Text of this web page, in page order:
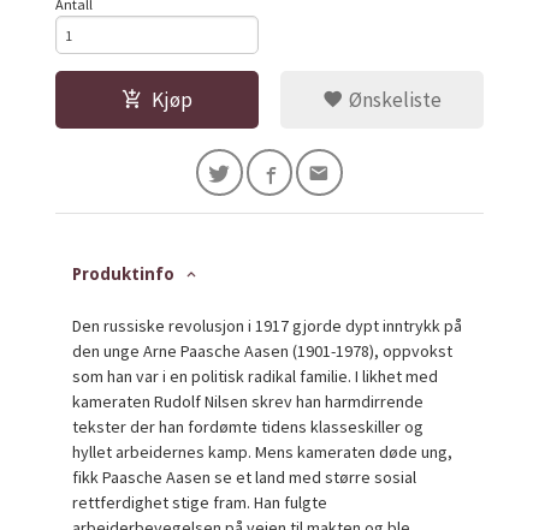
Antall
Kjøp Ønskeliste
Produktinfo
Den russiske revolusjon i 1917 gjorde dypt inntrykk på
den unge Arne Paasche Aasen (1901-1978), oppvokst
som han var i en politisk radikal familie. I likhet med
kameraten Rudolf Nilsen skrev han harmdirrende
tekster der han fordømte tidens klasseskiller og
hyllet arbeidernes kamp. Mens kameraten døde ung,
fikk Paasche Aasen se et land med større sosial
rettferdighet stige fram. Han fulgte